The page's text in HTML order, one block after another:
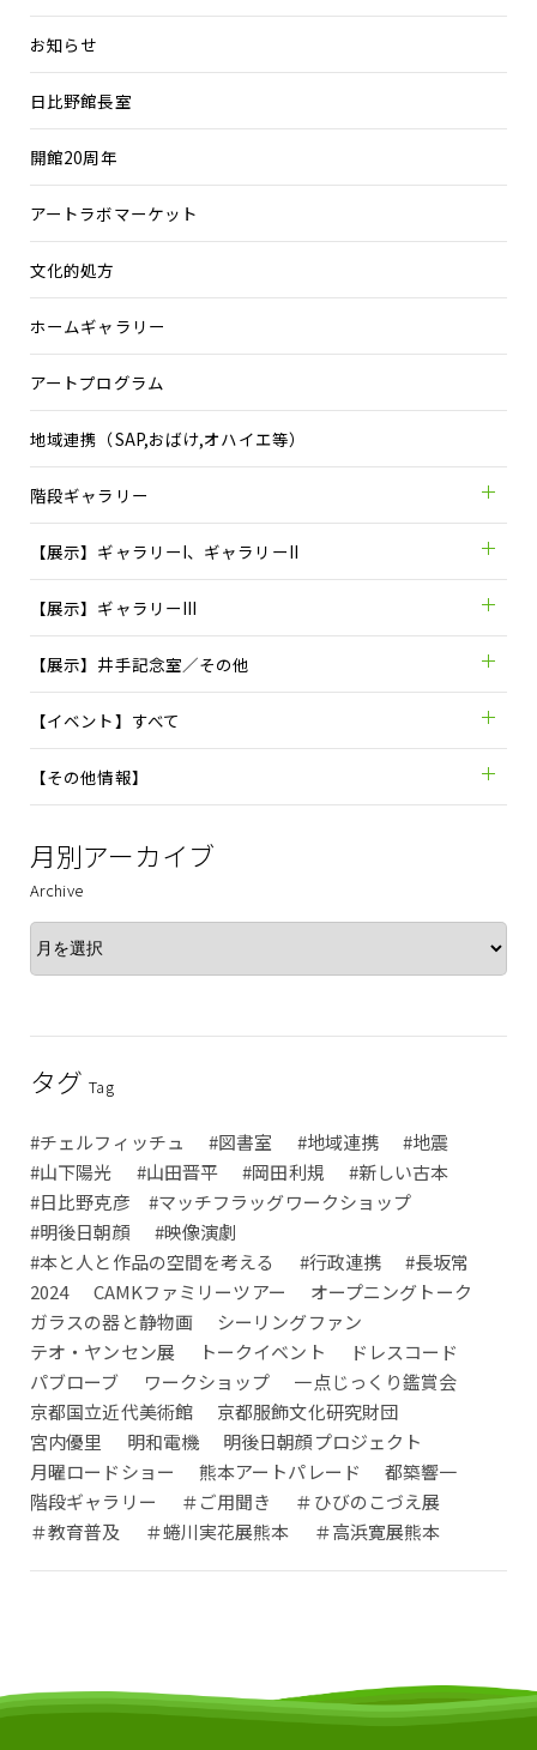
お知らせ
日比野館長室
開館20周年
アートラボマーケット
文化的処方
ホームギャラリー
アートプログラム
地域連携（SAP,おばけ,オハイエ等）
階段ギャラリー
【展示】ギャラリーI、ギャラリーII
【展示】ギャラリーIII
【展示】井手記念室／その他
【イベント】すべて
【その他情報】
月別アーカイブ
Archive
タグTag
#チェルフィッチュ #図書室 #地域連携
#地震
#山下陽光
#山田晋平 #岡田利規
#新しい古本
#日比野克彦 #マッチフラッグワークショップ
#明後日朝顔
#映像演劇
#本と人と作品の空間を考える
#行政連携
#長坂常
2024
CAMKファミリーツアー
オープニングトーク
ガラスの器と静物画
シーリングファン
テオ・ヤンセン展
トークイベント
ドレスコード
パブローブ
ワークショップ
一点じっくり鑑賞会
京都国立近代美術館
京都服飾文化研究財団
宮内優里
明和電機
明後日朝顔プロジェクト
月曜ロードショー
熊本アートパレード
都築響一
階段ギャラリー
＃ご用聞き
＃ひびのこづえ展
＃教育普及
＃蜷川実花展熊本 ＃高浜寛展熊本